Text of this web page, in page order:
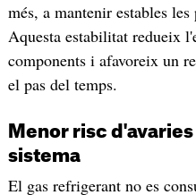
més, a mantenir estables
Aquesta estabilitat redueix
components i afavoreix un
el pas del temps.
Menor risc
sistema
El gas refrigerant no es